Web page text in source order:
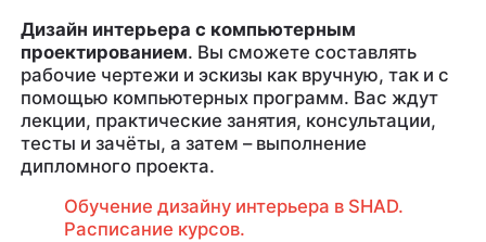
Дизайн интерьера с компьютерным
проектированием. Вы сможете составлять
рабочие чертежи и эскизы как вручную, так и с
помощью компьютерных программ. Вас ждут
лекции, практические занятия, консультации,
тесты и зачёты, а затем – выполнение
дипломного проекта.
Обучение дизайну интерьера в SHAD.
Расписание курсов.